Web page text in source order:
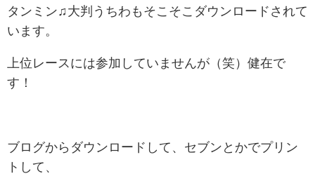
タンミン♫大判うちわもそこそこダウンロードされて
います。
上位レースには参加していませんが（笑）健在で
す！
ブログからダウンロードして、セブンとかでプリン
トして、